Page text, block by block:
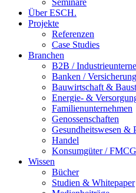
Seminare
Über ESCH.
Projekte
Referenzen
Case Studies
Branchen
B2B /
Banken /
Bauwirtschaft &
Energie- &
Familienunternehmen
Genossenschaften
Gesundheitswesen &
Handel
Konsumgüter / FMCG
Wissen
Bücher
Studien & Whitepaper